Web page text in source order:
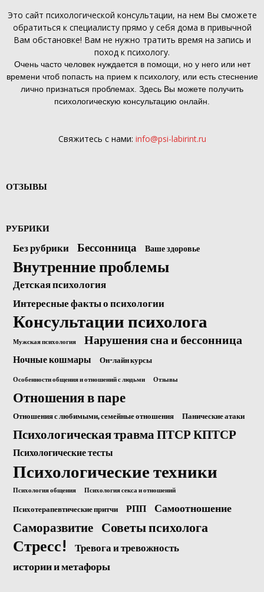
Это сайт психологической консультации, на нем Вы сможете
обратиться к специалисту прямо у себя дома в привычной
Вам обстановке! Вам не нужно тратить время на запись и
поход к психологу.
Очень часто человек нуждается в помощи, но у него или нет
времени чтоб попасть на прием к психологу, или есть стеснение
лично признаться проблемах. Здесь Вы можете получить
психологическую консультацию онлайн.
Свяжитесь с нами: info@psi-labirint.ru
ОТЗЫВЫ
РУБРИКИ
Без рубрики Бессонница Ваше здоровье
Внутренние проблемы
Детская психология
Интересные факты о психологии
Консультации психолога
Мужская психология Нарушения сна и бессонница
Ночные кошмары Он-лайн курсы
Особенности общения и отношений с людьми Отзывы
Отношения в паре
Отношения с любимыми, семейные отношения Панические атаки
Психологическая травма ПТСР КПТСР
Психологические тесты
Психологические техники
Психология общения Психология секса и отношений
Психотерапевтические притчи РПП Самоотношение
Саморазвитие Советы психолога
Стресс! Тревога и тревожность
истории и метафоры